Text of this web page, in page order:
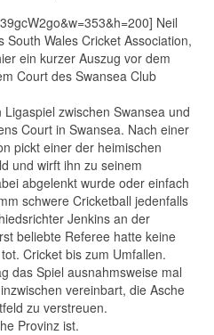
Neil
Wales Cricket Association,
ein kurzer Auszug vor dem
Court des Swansea Club
zwischen Swansea und
Court in Swansea. Nach einer
pickt einer der heimischen
und wirft ihn zu seinem
abgelenkt wurde oder einfach
schwere Cricketball jedenfalls
Jenkins an der
beliebte Referee hatte keine
Cricket bis zum Umfallen.
das Spiel ausnahmsweise mal
vereinbart, die Asche
zu verstreuen.
Provinz ist.